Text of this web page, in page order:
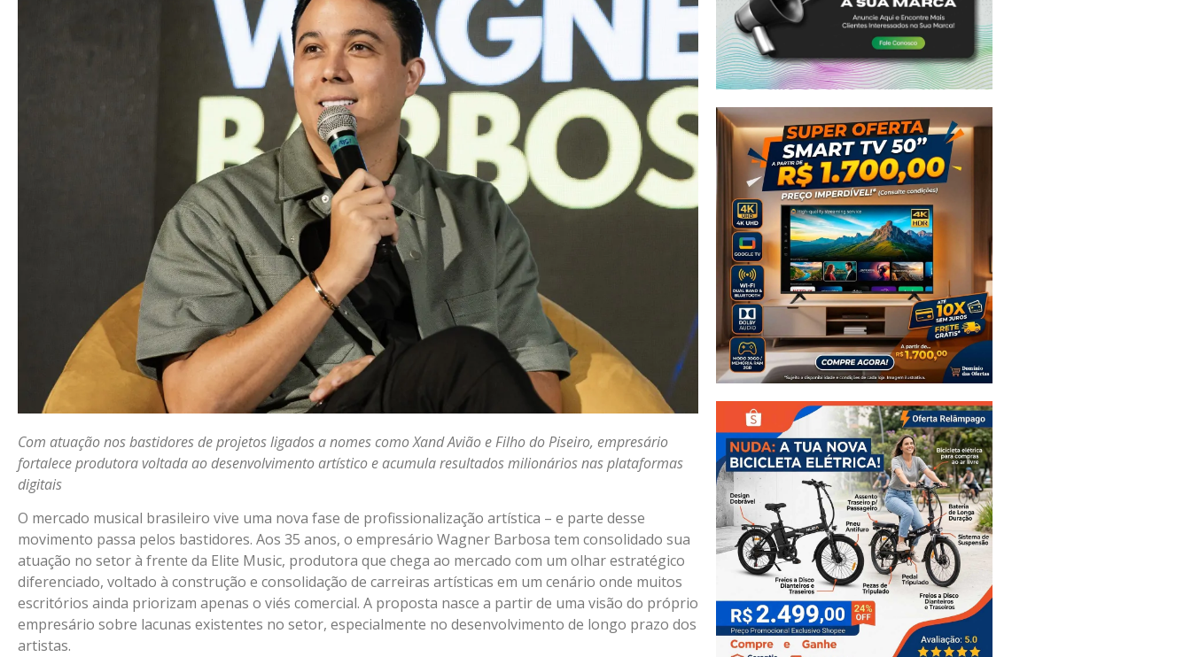
Com atuação nos bastidores de projetos ligados a nomes como Xand Avião e Filho do Piseiro, empresário
fortalece produtora voltada ao desenvolvimento artístico e acumula resultados milionários nas plataformas
digitais
O mercado musical brasileiro vive uma nova fase de profissionalização artística – e parte desse
movimento passa pelos bastidores. Aos 35 anos, o empresário Wagner Barbosa tem consolidado sua
atuação no setor à frente da Elite Music, produtora que chega ao mercado com um olhar estratégico
diferenciado, voltado à construção e consolidação de carreiras artísticas em um cenário onde muitos
escritórios ainda priorizam apenas o viés comercial. A proposta nasce a partir de uma visão do próprio
empresário sobre lacunas existentes no setor, especialmente no desenvolvimento de longo prazo dos
artistas.